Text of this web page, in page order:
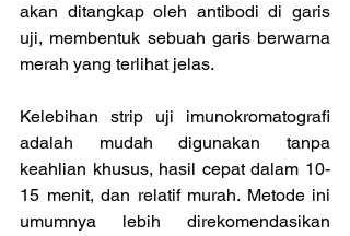
akan ditangkap oleh antibodi di garis
uji, membentuk sebuah garis berwarna
merah yang terlihat jelas.
Kelebihan strip uji imunokromatografi
adalah mudah digunakan tanpa
keahlian khusus, hasil cepat dalam 10-
15 menit, dan relatif murah. Metode ini
umumnya lebih direkomendasikan